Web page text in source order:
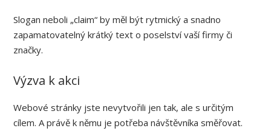
Slogan neboli „claim“ by měl být rytmický a snadno
zapamatovatelný krátký text o poselství vaší firmy či
značky.
Výzva k akci
Webové stránky jste nevytvořili jen tak, ale s určitým
cílem. A právě k němu je potřeba návštěvníka směřovat.